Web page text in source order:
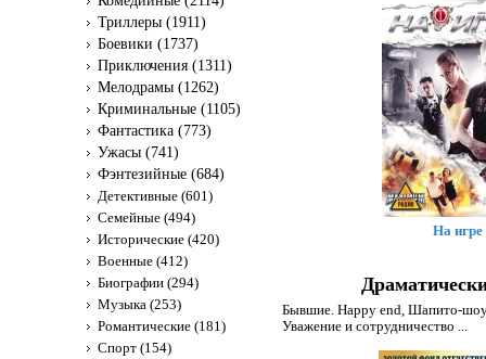
На игре
Бывшие. Happy end, Шапито-
Уважение и сотрудничество ...
Триллеры (1911)
Боевики (1737)
Приключения (1311)
Мелодрамы (1262)
Криминальные (1105)
Фантастика (773)
Ужасы (741)
Фэнтезийные (684)
Детективные (601)
Семейные (494)
Исторические (420)
Военные (412)
Биографии (294)
Музыка (253)
Романтические (181)
Спорт (154)